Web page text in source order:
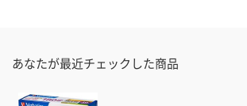
あなたが最近チェックした商品